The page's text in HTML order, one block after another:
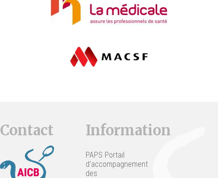
Contact Information
PAPS Portail
d’accompagnement
des